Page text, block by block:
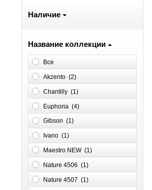
Наличие
Название коллекции
Все
Akzento (2)
Chantilly (1)
Euphoria (4)
Gibson (1)
Ivano (1)
Maestro NEW (1)
Nature 4506 (1)
Nature 4507 (1)